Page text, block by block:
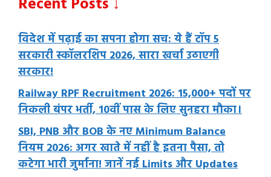
Recent Posts ↓
विदेश में पढ़ाई का सपना होगा सच: ये हैं टॉप 5
सरकारी स्कॉलरशिप 2026, सारा खर्चा उठाएगी
सरकार!
Railway RPF Recruitment 2026: 15,000+ पदों पर
निकली बंपर भर्ती, 10वीं पास के लिए सुनहरा मौका।
SBI, PNB और BOB के नए Minimum Balance
नियम 2026: अगर खाते में नहीं है इतना पैसा, तो
कटेगा भारी जुर्माना! जानें नई Limits और Updates